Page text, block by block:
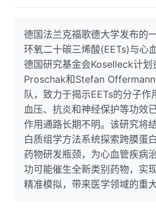
德国法兰克福歌德大学发布的
环氧二十碳三烯酸(EETs)与心
德国研究基金会Koselleck计划
Proschak和Stefan
队，致力于揭示EETs的分子
血压、抗炎和神经保护等功效
作用通路长期不明。该研究将
白质组学方法系统探索跨膜蛋
药物研发瓶颈，为心血管疾病
功可能催生全新类别药物，实
精准模拟，带来医学领域的重大